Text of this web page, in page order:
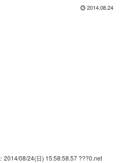
2014.08.24
：2014/08/24(日) 15:58:58.57 ???0.net